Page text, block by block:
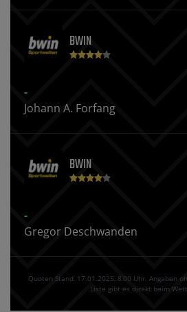
BWIN
-
Johann A. Forfang
BWIN
-
Gregor Deschwanden
Quoten Stand⁚ 17.01.2025‚ 8⁚00 Uhr. Angaben
Liste gibt es direkt beim